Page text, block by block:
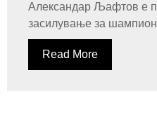
Александар Љафтов е
засилување за
Read More